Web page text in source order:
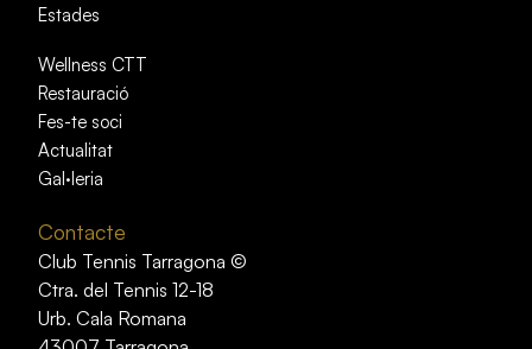
Estades
Wellness CTT
Restauració
Fes-te soci
Actualitat
Gal·leria
Contacte
Club Tennis Tarragona ©
Ctra. del Tennis 12-18
Urb. Cala Romana